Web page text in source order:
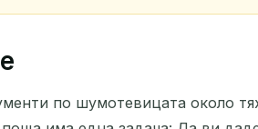
по шумотевицата около